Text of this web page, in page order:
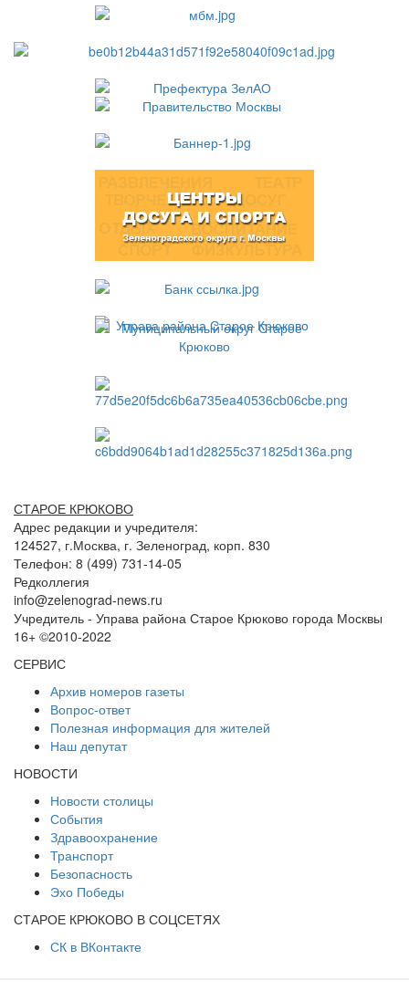
СТАРОЕ КРЮКОВО
Адрес редакции и учредителя:
124527, г.Москва, г. Зеленоград, корп. 830
Телефон: 8 (499) 731-14-05
Редколлегия
info@zelenograd-news.ru
Учредитель - Управа района Старое Крюково города Москвы
16+ ©2010-2022
СЕРВИС
Архив номеров газеты
Вопрос-ответ
Полезная информация для жителей
Наш депутат
НОВОСТИ
Новости столицы
События
Здравоохранение
Транспорт
Безопасность
Эхо Победы
СТАРОЕ КРЮКОВО В СОЦСЕТЯХ
СК в ВКонтакте